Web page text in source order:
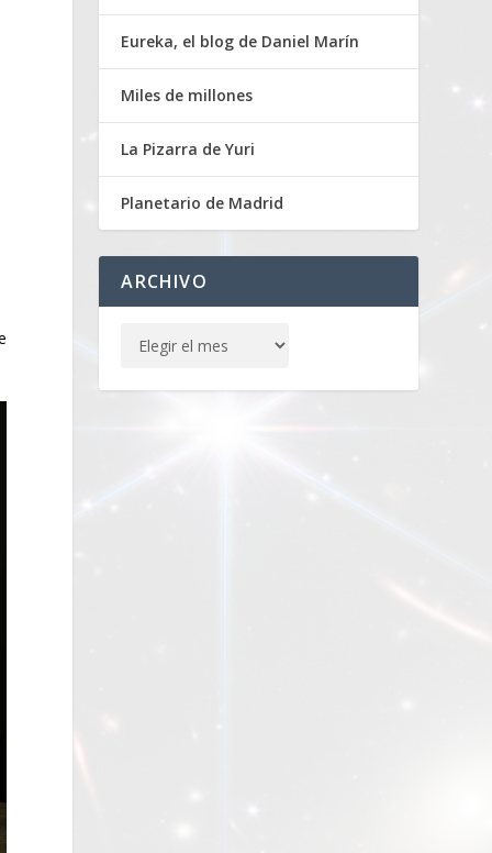
Eureka, el blog de Daniel Marín
Miles de millones
La Pizarra de Yuri
Planetario de Madrid
ARCHIVO